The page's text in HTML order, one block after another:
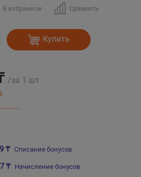
В избранное Сравнить
Купить
/за 1 шт.
₸ Списание бонусов
₸ Начисление бонусов